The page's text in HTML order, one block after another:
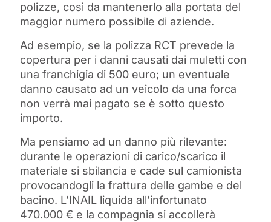
polizze, così da mantenerlo alla portata del
maggior numero possibile di aziende.
Ad esempio, se la polizza RCT prevede la
copertura per i danni causati dai muletti con
una franchigia di 500 euro; un eventuale
danno causato ad un veicolo da una forca
non verrà mai pagato se è sotto questo
importo.
Ma pensiamo ad un danno più rilevante:
durante le operazioni di carico/scarico il
materiale si sbilancia e cade sul camionista
provocandogli la frattura delle gambe e del
bacino. L’INAIL liquida all’infortunato
470.000 € e la compagnia si accollerà